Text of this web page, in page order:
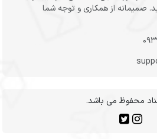
صمیمانه از همکاری و توجه شما
محفوظ می باشد.